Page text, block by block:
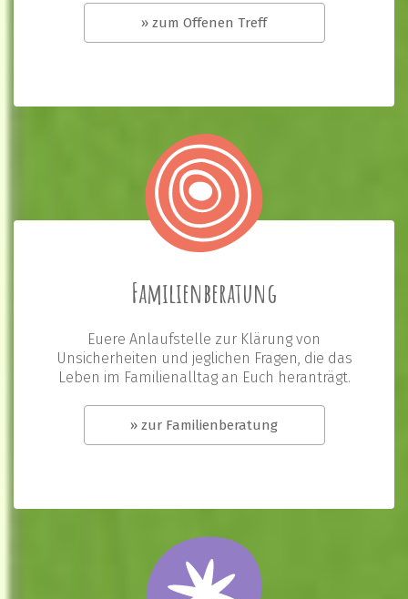
» zum Offenen Treff
Familienberatung
Euere Anlaufstelle zur Klärung von
Unsicherheiten und jeglichen Fragen, die das
Leben im Familienalltag an Euch heranträgt.
» zur Familienberatung